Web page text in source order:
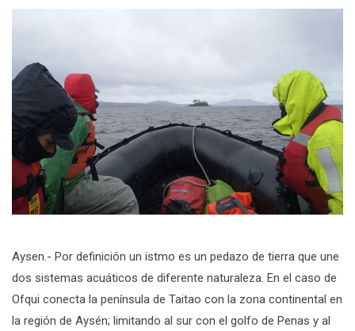
Aysen.- Por definición un istmo es un pedazo de tierra que une
dos sistemas acuáticos de diferente naturaleza. En el caso de
Ofqui conecta la península de Taitao con la zona continental en
la región de Aysén; limitando al sur con el golfo de Penas y al